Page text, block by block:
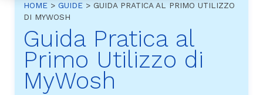
HOME > GUIDE > GUIDA PRATICA AL PRIMO UTILIZZO
DI MYWOSH
Guida Pratica al
Primo Utilizzo di
MyWosh